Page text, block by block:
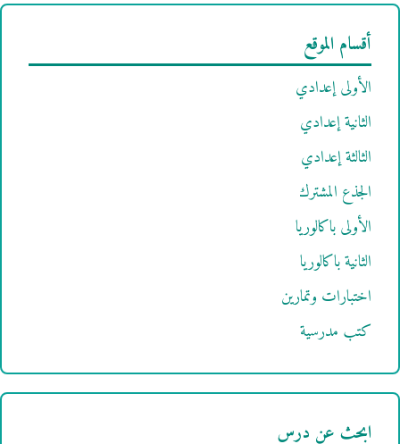
أقسام الموقع
الأولى إعدادي
الثانية إعدادي
الثالثة إعدادي
الجذع المشترك
الأولى باكالوريا
الثانية باكالوريا
اختبارات وتمارين
كتب مدرسية
ابحث عن درس